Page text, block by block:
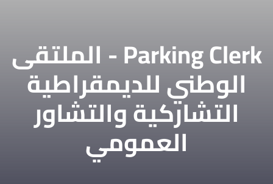
Parking Clerk - الملتقى
الوطني للديمقراطية
التشاركية والتشاور
العمومي